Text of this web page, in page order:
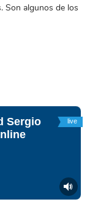
Son algunos de los